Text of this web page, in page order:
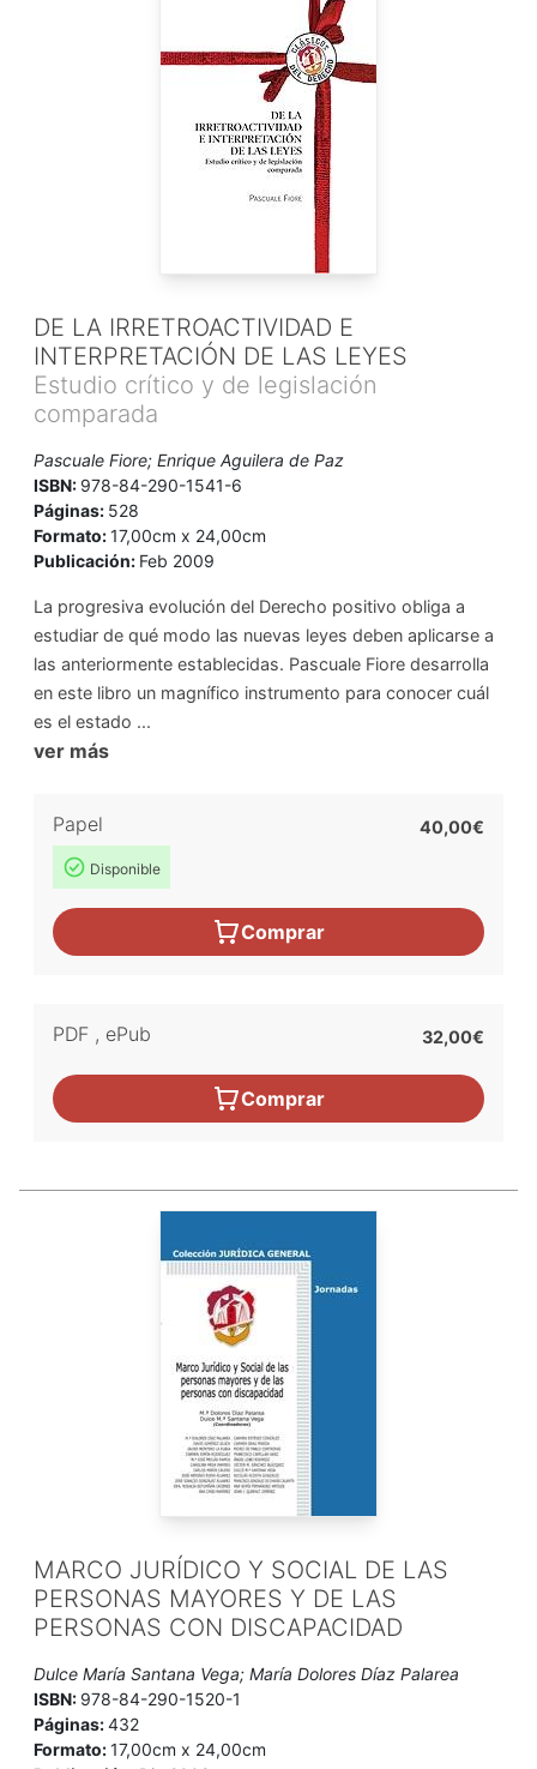
DE LA IRRETROACTIVIDAD E
INTERPRETACIÓN DE LAS LEYES
Estudio crítico y de legislación
comparada
Pascuale Fiore; Enrique Aguilera de Paz
ISBN: 978-84-290-1541-6
Páginas: 528
Formato:17,00cm x 24,00cm
Publicación: Feb 2009
La progresiva evolución del Derecho positivo obliga a
estudiar de qué modo las nuevas leyes deben aplicarse a
las anteriormente establecidas. Pascuale Fiore desarrolla
en este libro un magnífico instrumento para conocer cuál
es el estado ...
ver más
Papel
Disponible
40,00€
Comprar
PDF , ePub 32,00€
Comprar
MARCO JURÍDICO Y SOCIAL DE LAS
PERSONAS MAYORES Y DE LAS
PERSONAS CON DISCAPACIDAD
Dulce María Santana Vega; María Dolores Díaz Palarea
ISBN: 978-84-290-1520-1
Páginas:432
Formato:17,00cm x 24,00cm